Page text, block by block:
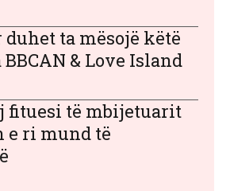
ta mësojë këtë
& Love Island
fituesi të mbijetuarit
e ri mund të